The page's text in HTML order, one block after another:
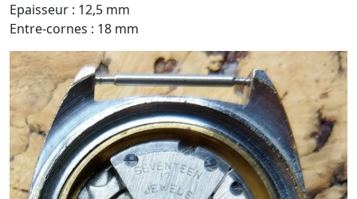
Epaisseur : 12,5 mm
Entre-cornes : 18 mm